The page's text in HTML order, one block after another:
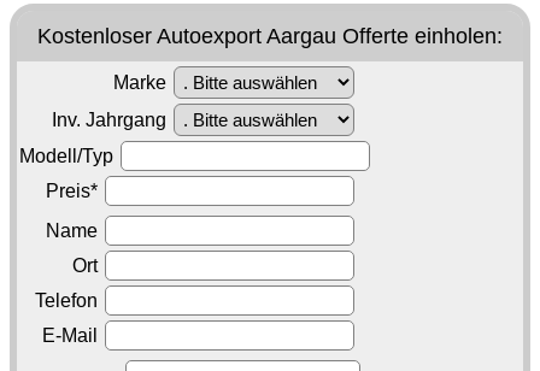
Kostenloser Autoexport Aargau Offerte einholen:
Marke
Inv. Jahrgang
Modell/Typ
Preis*
Name
Ort
Telefon
E-Mail